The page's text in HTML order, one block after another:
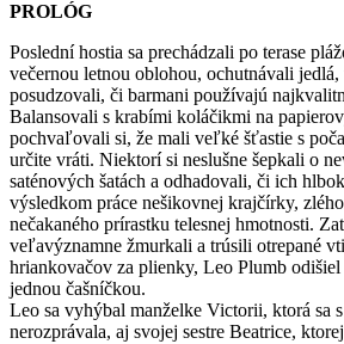
PROLÓG
Poslední hostia sa prechádzali po terase
večernou letnou oblohou, ochutnávali
posudzovali, či barmani používajú
Balansovali s krabími koláčikmi na
pochvaľovali si, že mali veľké šťastie s
určite vráti. Niektorí si neslušne šepkali o
saténových šatách a odhadovali, či ich
výsledkom práce nešikovnej krajčírky,
nečakaného prírastku telesnej hmotnosti.
veľavýznamne žmurkali a trúsili otrepané
hriankovačov za plienky, Leo Plumb
jednou čašníčkou.
Leo sa vyhýbal manželke Victorii, ktorá sa
nerozprávala, aj svojej sestre Beatrice,